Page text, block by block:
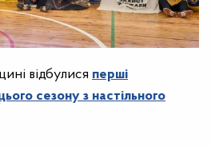
відбулися перші
сезону з настільного